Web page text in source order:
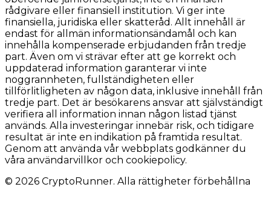
rådgivare eller finansiell institution. Vi ger inte
finansiella, juridiska eller skatteråd. Allt innehåll är
endast för allmän informationsändamål och kan
innehålla kompenserade erbjudanden från tredje
part. Även om vi strävar efter att ge korrekt och
uppdaterad information garanterar vi inte
noggrannheten, fullständigheten eller
tillförlitligheten av någon data, inklusive innehåll från
tredje part. Det är besökarens ansvar att självständigt
verifiera all information innan någon listad tjänst
används. Alla investeringar innebär risk, och tidigare
resultat är inte en indikation på framtida resultat.
Genom att använda vår webbplats godkänner du
våra användarvillkor och cookiepolicy.
© 2026 CryptoRunner. Alla rättigheter förbehållna